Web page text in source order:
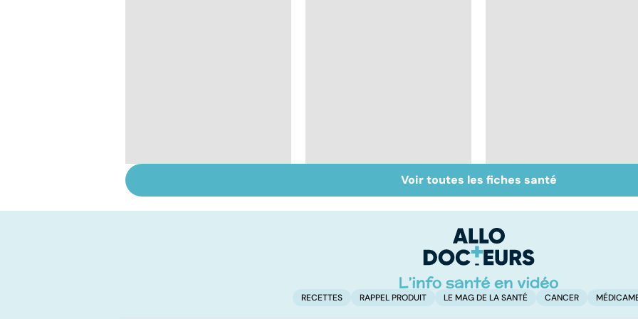
infections
Inflammation des
amygdales : que faire
Suicide : prévenir le
passage à l'acte
Voir toutes les fiches santé
RECETTES RAPPEL PRODUIT LE MAG DE LA SANTÉ CANCER